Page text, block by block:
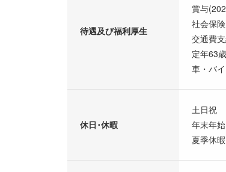
待遇及び福利厚生
賞与
社会保
交通費
定年63歳
車・バ
休日･休暇
土日祝
年末年
夏季休